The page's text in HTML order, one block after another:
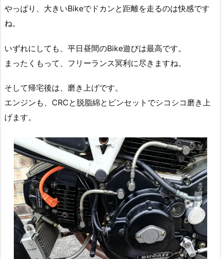
やっぱり、大きいBikeでドカンと距離を走るのは快感です
ね。
いずれにしても、平日昼間のBike遊びは最高です。
まったくもって、フリーランス冥利に尽きますね。
そして帰宅後は、磨き上げです。
エンジンも、CRCと脱脂綿とピンセットでシコシコ磨き上
げます。